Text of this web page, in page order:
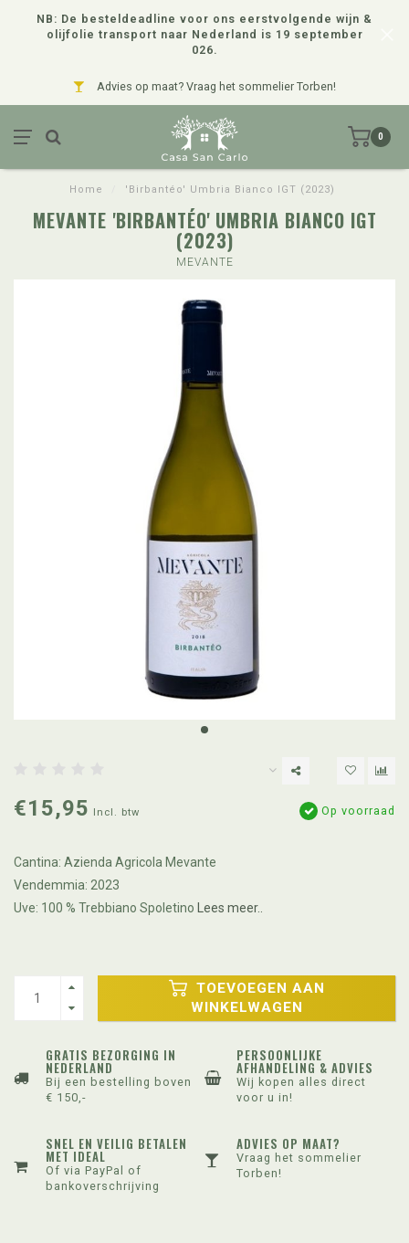
NB: De besteldeadline voor ons eerstvolgende wijn &
olijfolie transport naar Nederland is 19 september
026.
Advies op maat? Vraag het sommelier Torben!
0
Home 'Birbantéo' Umbria Bianco IGT (2023)
MEVANTE 'BIRBANTÉO' UMBRIA BIANCO IGT
(2023)
MEVANTE
€15,95 Incl. btw Op voorraad
Cantina: Azienda Agricola Mevante
Vendemmia: 2023
Uve: 100 % Trebbiano Spoletino Lees meer..
TOEVOEGEN AAN
WINKELWAGEN
GRATIS BEZORGING IN
NEDERLAND
Bij een bestelling boven
€ 150,-
PERSOONLIJKE
AFHANDELING & ADVIES
Wij kopen alles direct
voor u in!
SNEL EN VEILIG BETALEN
MET IDEAL
Of via PayPal of
bankoverschrijving
ADVIES OP MAAT?
Vraag het sommelier
Torben!